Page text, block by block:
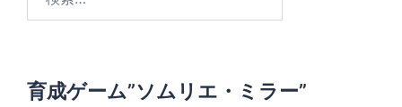
育成ゲーム”ソムリエ・ミラー”